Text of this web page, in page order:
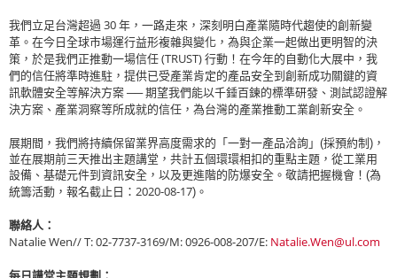
我們立足台灣超過 30年，一路走來，深刻明白產業隨時代趨使的創新變
革。在今日全球市場運行益形複雜與變化，為與企業一起做出更明智的決
策，於是我們正推動一場信任(TRUST)行動！在今年的自動化大展中，我
們的信任將準時進駐，提供已受產業肯定的產品安全到創新成功關鍵的資
訊軟體安全等解決方案 ── 期望我們能以千錘百鍊的標準研發、測試認證解
決方案、產業洞察等所成就的信任，為台灣的產業推動工業創新安全。
展期間，我們將持續保留業界高度需求的「一對一產品洽詢」(採預約制)，
並在展期前三天推出主題講堂，共計五個環環相扣的重點主題，從工業用
設備、基礎元件到資訊安全，以及更進階的防爆安全。敬請把握機會！(為
統籌活動，報名截止日： 2020-08-17)。
聯絡人：
Natalie Wen// T: 02-7737-3169/M: 0926-008-207/E: Natalie.Wen@ul.com